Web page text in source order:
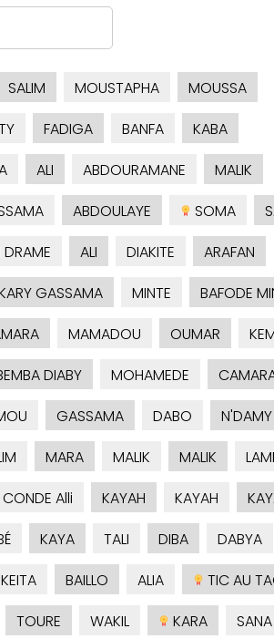
SALIM MOUSTAPHA
MOUSSA
FADIGA BANFA
KABA
ALI ABDOURAMANE
MALIK
ABDOULAYE SOMA
ALI DIAKITE
ARAFAN
GASSAMA MINTE
BAFODE
MAMADOU OUMAR
DIABY MOHAMEDE
GASSAMA DABO
N'DAMY
MARA MALIK MALIK
CONDE Alli KAYAH KAYAH
KAYA TALI DIBA
DABYA
KEITA BAILLO ALIA
TIC AU
TOURE WAKIL KARA
SANA